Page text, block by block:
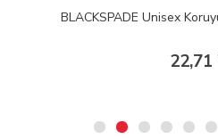
BLACKSPADE Unisex